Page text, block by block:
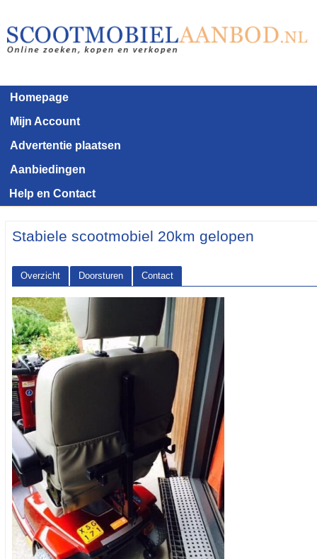
Homepage
Mijn Account
Advertentie plaatsen
Aanbiedingen
Help en Contact
Stabiele scootmobiel 20km gelopen
Overzicht Doorsturen
Contact
<< Terug naar het advertentie overzicht